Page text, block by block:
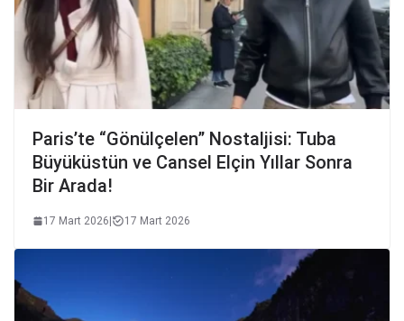
Paris’te “Gönülçelen” Nostaljisi: Tuba
Büyüküstün ve Cansel Elçin Yıllar Sonra
Bir Arada!
17 Mart 2026| 17 Mart 2026